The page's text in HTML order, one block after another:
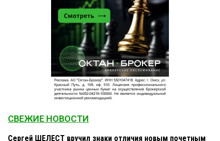
СВЕЖИЕ НОВОСТИ
Сергей ШЕЛЕСТ вручил знаки отличия новым почетным